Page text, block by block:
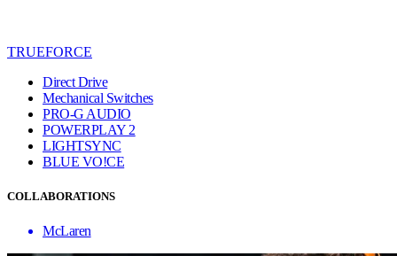
TRUEFORCE
Direct Drive
Mechanical Switches
PRO-G AUDIO
POWERPLAY 2
LIGHTSYNC
BLUE VO!CE
COLLABORATIONS
McLaren